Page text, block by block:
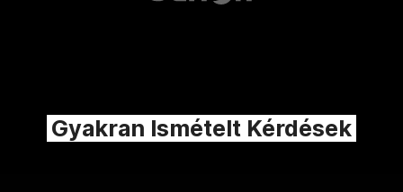
Gyakran Ismételt Kérdések